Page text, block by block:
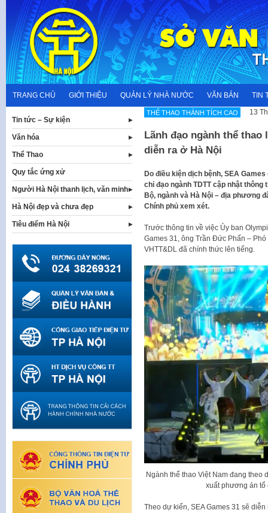
content
TRANG CHỦ GIỚI THIỆU QUẢN LÝ NHÀ NƯỚC VĂN BẢN TIN
THẾ THAO THÀNH TÍCH CAO 13
Lãnh đạo ngành thể thao
diễn ra ở Hà Nội
Do điều kiện dịch bệnh, SEA
chỉ đạo ngành TDTT cập nhật
Bộ, ngành và Hà Nội – địa phương
Chính phủ xem xét.
Trước thông tin về việc Ủy ban
Games 31, ông Trần Đức Phấn –
VHTT&DL đã chính thức lên tiếng.
Ngành thể thao Việt Nam đang theo
xuất phương án tổ
Theo dự kiến, SEA Games 31 sẽ
Tin tức – Sự kiện
Văn hóa
Thể Thao
Quy tắc ứng xử
Người Hà Nội thanh lịch, văn minh
Hà Nội đẹp và chưa đẹp
Tiêu điểm Hà Nội